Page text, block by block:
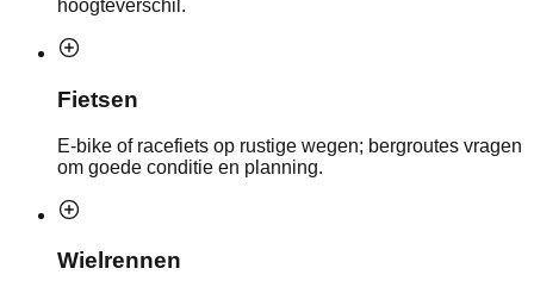
hoogteverschil.
Fietsen
E-bike of racefiets op rustige wegen; bergroutes vragen
om goede conditie en planning.
Wielrennen